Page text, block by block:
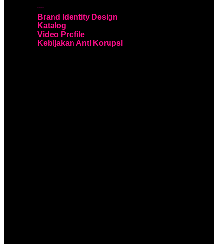
Brand Identity Design
Katalog
Video Profile
Kebijakan Anti Korupsi